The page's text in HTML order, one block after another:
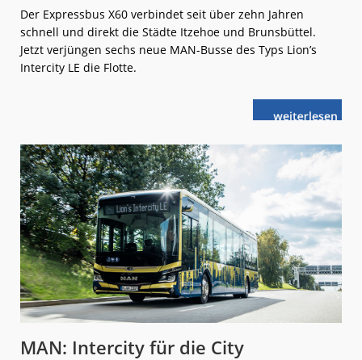
Der Expressbus X60 verbindet seit über zehn Jahren
schnell und direkt die Städte Itzehoe und Brunsbüttel.
Jetzt verjüngen sechs neue MAN-Busse des Typs Lion’s
Intercity LE die Flotte.
weiterlese
nSchleswig-
MAN-
Busse
für
Expresslinie
MAN: Intercity für die City